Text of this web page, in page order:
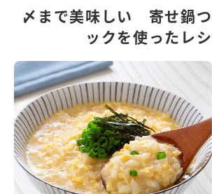
〆まで美味しい 寄せ鍋
ックを使ったレ